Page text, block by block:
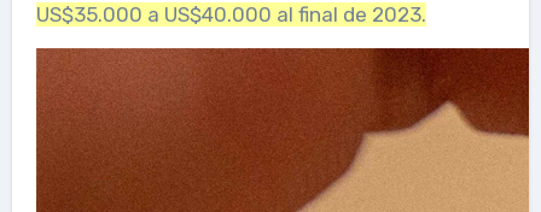
US$35.000 a US$40.000 al final de 2023.